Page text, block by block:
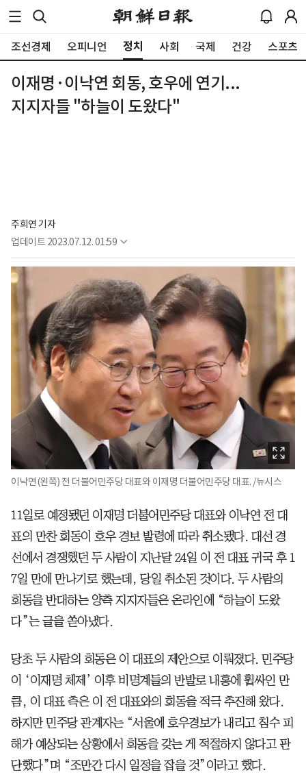
조선경제 오피니언 정치 사회 국제 건강 스포츠
이재명·이낙연 회동, 호우에 연기...
지지자들 "하늘이 도왔다"
주희연 기자
업데이트 2023.07.12. 01:59
이낙연(왼쪽) 전 더불어민주당 대표와 이재명 더불어민주당 대표. /뉴시스
11일로 예정됐던 이재명 더불어민주당 대표와 이낙연 전 대
표의 만찬 회동이 호우 경보 발령에 따라 취소됐다. 대선 경
선에서 경쟁했던 두 사람이 지난달 24일 이 전 대표 귀국 후 1
7일 만에 만나기로 했는데, 당일 취소된 것이다. 두 사람의
회동을 반대하는 양측 지지자들은 온라인에 “하늘이 도왔
다”는 글을 쏟아냈다.
당초 두 사람의 회동은 이 대표의 제안으로 이뤄졌다. 민주당
이 ‘이재명 체제’ 이후 비명계들의 반발로 내홍에 휩싸인 만
큼, 이 대표 측은 이 전 대표와의 회동을 적극 추진해 왔다.
하지만 민주당 관계자는 “서울에 호우경보가 내리고 침수 피
해가 예상되는 상황에서 회동을 갖는 게 적절하지 않다고 판
단했다”며 “조만간 다시 일정을 잡을 것”이라고 했다.